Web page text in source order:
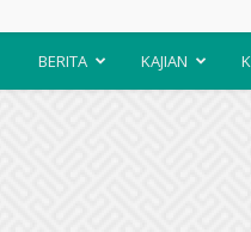
Suara
BERITA KAJIAN